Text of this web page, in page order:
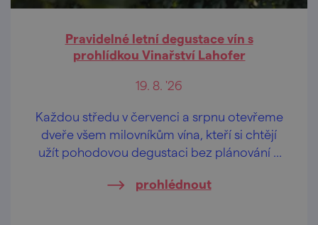
Pravidelné letní degustace vín s
prohlídkou Vinařství Lahofer
19. 8. '26
Každou středu v červenci a srpnu otevřeme
dveře všem milovníkům vína, kteří si chtějí
užít pohodovou degustaci bez plánování a
prohlédnout